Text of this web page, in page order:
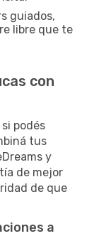
guiados,
libre que te
con
podés
tus
y
de mejor
de que
a